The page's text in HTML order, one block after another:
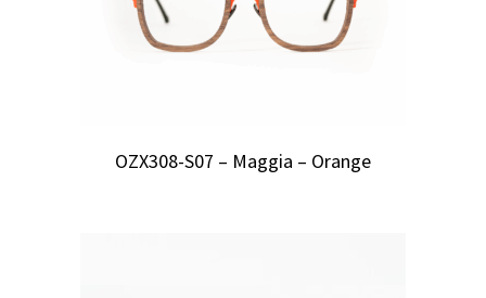
OZX308-S07 – Maggia – Orange